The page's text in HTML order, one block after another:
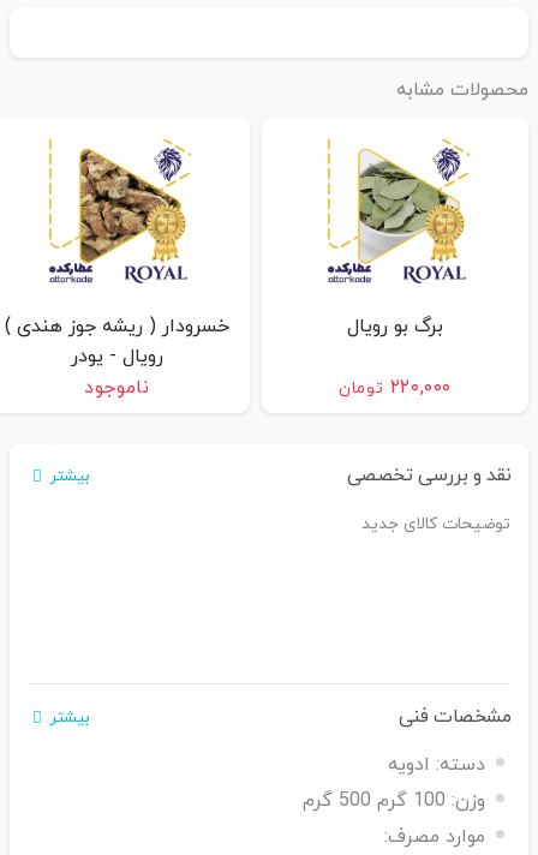
مشابه
برگ بو رویال
۲۲۰,۰۰۰ تومان
خسرودار ( ریشه جوز هندی )
رویال - پودر
ناموجود
نقد و بررسی تخصصی بیشتر
توضیحات کالای جدید
مشخصات فنی بیشتر
دسته: ادویه
وزن: 100 گرم 500 گرم
موارد مصرف: